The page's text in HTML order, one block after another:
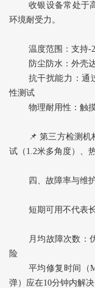
收银设备常处于
环境耐受力。
温度范围‌：支持
防尘防水‌：外壳
抗干扰能力‌：通
性测试
物理耐用性‌：触
📌 第三方检测机
试（1.2米多角度）、
四、故障率与维
短期可用不代表
月均故障次数‌：
险
平均修复时间（
弹）应在10分钟内解决